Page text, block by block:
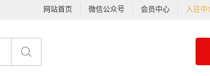
网站首页 微信公众号 会员中心 入驻中